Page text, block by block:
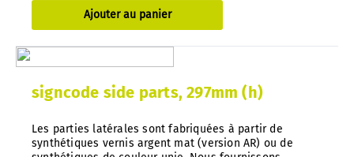
Ajouter au panier
signcode side parts, 297mm (h)
Les parties latérales sont fabriquées à partir de
synthétiques vernis argent mat (version AR) ou de